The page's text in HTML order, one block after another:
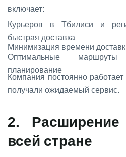
включает:
Курьеров в Тбилиси и
быстрая доставка
Минимизация времени
Оптимальные
планирование
Компания постоянно
получали ожидаемый сервис.
2.
всей стране